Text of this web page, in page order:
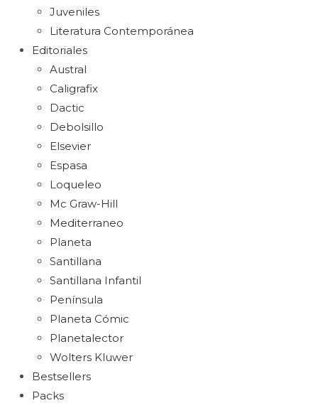
Juveniles
Literatura Contemporánea
Editoriales
Austral
Caligrafix
Dactic
Debolsillo
Elsevier
Espasa
Loqueleo
Mc Graw-Hill
Mediterraneo
Planeta
Santillana
Santillana Infantil
Península
Planeta Cómic
Planetalector
Wolters Kluwer
Bestsellers
Packs